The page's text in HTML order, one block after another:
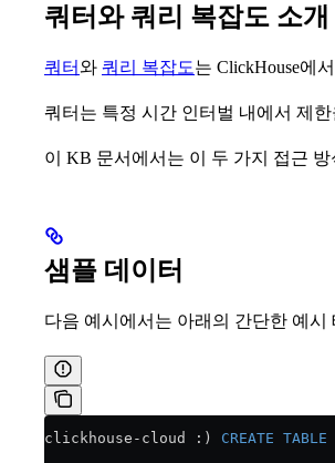
쿼터와 쿼리 복잡도 소개
쿼터와 쿼리 복잡도는 ClickHouse에
쿼터는 특정 시간 인터벌 내에서 제
이 KB 문서에서는 이 두 가지 접근
샘플 데이터
다음 예시에서는 아래의 간단한 예시
clickhouse - cloud :) CREATE TABLE